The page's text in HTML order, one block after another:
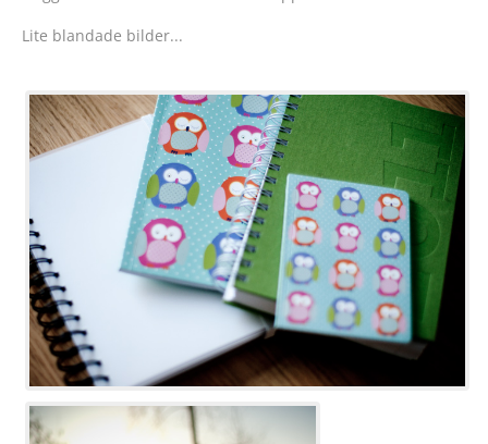
Lite blandade bilder...